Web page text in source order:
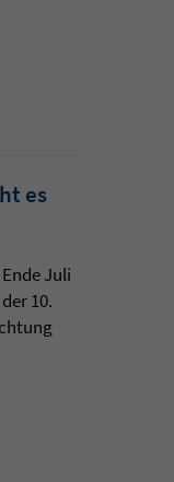
es
Juli
10.